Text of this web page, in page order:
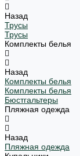
Назад
Трусы
Трусы
Комплекты белья
Назад
Комплекты белья
Комплекты белья
Бюстгальтеры
Пляжная одежда
Назад
Пляжная одежда